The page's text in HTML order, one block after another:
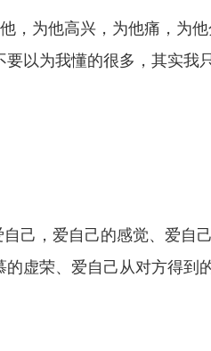
，为他高兴，为他痛，为他
以为我懂的很多，其实我
己，爱自己的感觉、爱自
虚荣、爱自己从对方得到